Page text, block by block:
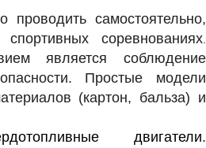
проводить самостоятельно,
соревнованиях
является соблюдение
Простые модели
(картон, бальза) и
двигатели.